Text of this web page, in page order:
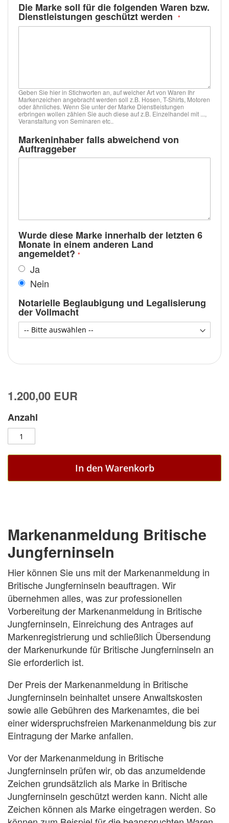
Die Marke soll für die folgenden Waren bzw.
Dienstleistungen geschützt werden
Geben Sie hier in Stichworten an, auf welcher Art von Waren Ihr
Markenzeichen angebracht werden soll z.B. Hosen, T-Shirts, Motoren
oder ähnliches. Wenn Sie unter der Marke Dienstleistungen
erbringen wollen zählen Sie auch diese auf z.B. Einzelhandel mit ...,
Veranstaltung von Seminaren etc..
Markeninhaber falls abweichend von
Auftraggeber
Wurde diese Marke innerhalb der letzten 6
Monate in einem anderen Land
angemeldet?
Ja
Nein
Notarielle Beglaubigung und Legalisierung
der Vollmacht
1.200,00 EUR
Anzahl
In den Warenkorb
Markenanmeldung Britische
Jungferninseln
Hier können Sie uns mit der Markenanmeldung in
Britische Jungferninseln beauftragen. Wir
übernehmen alles, was zur professionellen
Vorbereitung der Markenanmeldung in Britische
Jungferninseln, Einreichung des Antrages auf
Markenregistrierung und schließlich Übersendung
der Markenurkunde für Britische Jungferninseln an
Sie erforderlich ist.
Der Preis der Markenanmeldung in Britische
Jungferninseln beinhaltet unsere Anwaltskosten
sowie alle Gebühren des Markenamtes, die bei
einer widerspruchsfreien Markenanmeldung bis zur
Eintragung der Marke anfallen.
Vor der Markenanmeldung in Britische
Jungferninseln prüfen wir, ob das anzumeldende
Zeichen grundsätzlich als Marke in Britische
Jungferninseln geschützt werden kann. Nicht alle
Zeichen können als Marke eingetragen werden. So